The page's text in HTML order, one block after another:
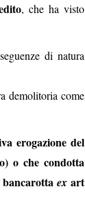
, che ha visto
di natura
demolitoria come
erogazione del
o che condotta
bancarotta exart